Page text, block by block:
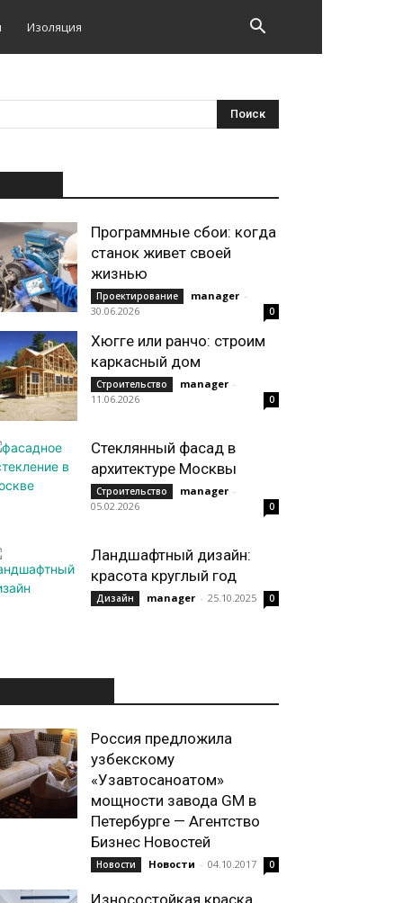
Изоляция
Программные сбои: когда
станок живет своей
жизнью
Проектирование manager -
30.06.2026
0
Хюгге или ранчо: строим
каркасный дом
Строительство manager -
11.06.2026
0
Стеклянный фасад в
архитектуре Москвы
Строительство manager -
05.02.2026
0
Ландшафтный дизайн:
красота круглый год
Дизайн manager - 25.10.2025 0
Россия предложила
узбекскому
«Узавтоcаноатом»
мощности завода GM в
Петербурге — Агентство
Бизнес Новостей
Новости Новости - 04.10.2017 0
Износостойкая краска